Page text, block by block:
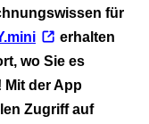
für
erhalten
wo Sie es
Mit der App
Zugriff auf